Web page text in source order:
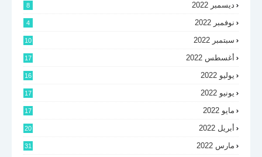
ديسمبر 2022 8
نوفمبر 2022 4
سبتمبر 2022 10
أغسطس 2022 17
يوليو 2022 16
يونيو 2022 17
مايو 2022 17
أبريل 2022 20
مارس 2022 31